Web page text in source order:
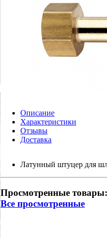
Описание
Характеристики
Отзывы
Доставка
Латунный штуцер для
Просмотренные товары:
Все просмотренные